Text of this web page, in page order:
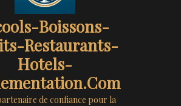
Boissons-
Restaurants-
Hotels-
de confiance pour la